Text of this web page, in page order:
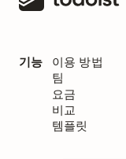
기능
이용 방법
팀
요금
비교
템플릿